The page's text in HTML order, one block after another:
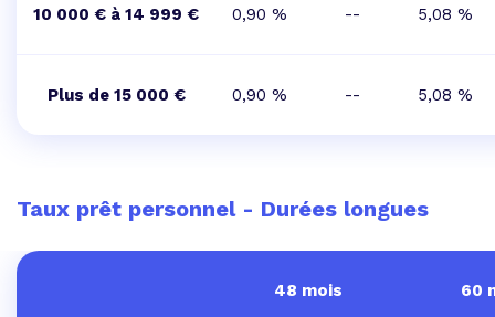
10 000 € à 14 999 € 0,90 % -- 5,08 %
Plus de 15 000 € 0,90 % -- 5,08 %
Taux prêt personnel - Durées longues
48 mois 60